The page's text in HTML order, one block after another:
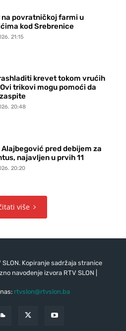
na povratničkoj farmi u
kod Srebrenice
21:15
krevet tokom vrućih
trikovi mogu pomoći da
20:48
Alajbegović pred debijem za
najavljen u prvih 11
20:20
više
Kopiranje sadržaja stranice
navođenje izvora RTV SLON |
rtvslon@rtvslon.ba